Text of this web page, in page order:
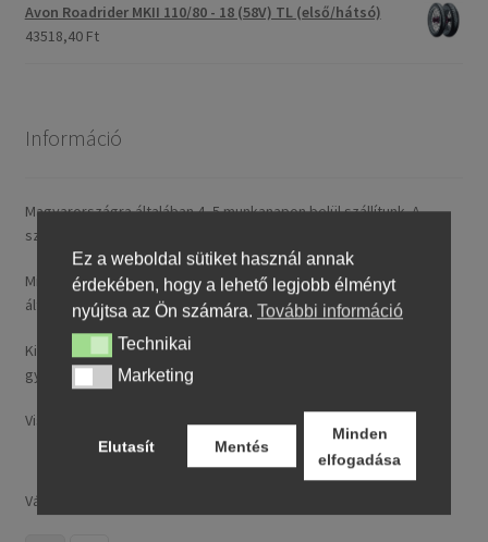
Avon Roadrider MKII 110/80 - 18 (58V) TL (első/hátsó)
43518,40 Ft
Információ
Magyarországra általában 4–5 munkanapon belül szállítunk. A
szállítási díj rendelésenként 14,95 € / ~ 5737 HUF.
Minden nálunk feltüntetett ár tartalmazza a magyarországi
általános forgalmi adót (ÁFA).
Kizárólag új, folyó gyártásból származó, legfeljebb 24 hónapos
gyártású termékeket kínálunk.
Visa, MasterCard, Google Pay, Apple Pay és banki átutalás.
Választ:
Ez a weboldal sütiket használ annak
érdekében, hogy a lehető legjobb élményt
nyújtsa az Ön számára. További információ
TechnikaiTechnikai
MarketingMarketing
Elutasít Mentés
Minden
elfogadása